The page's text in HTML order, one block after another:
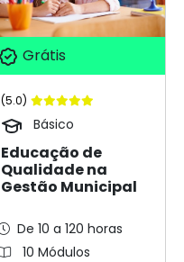
Grátis
(5.0)
Básico
Educação de
Qualidade na
Gestão Municipal
De 10 a 120 horas
10 Módulos